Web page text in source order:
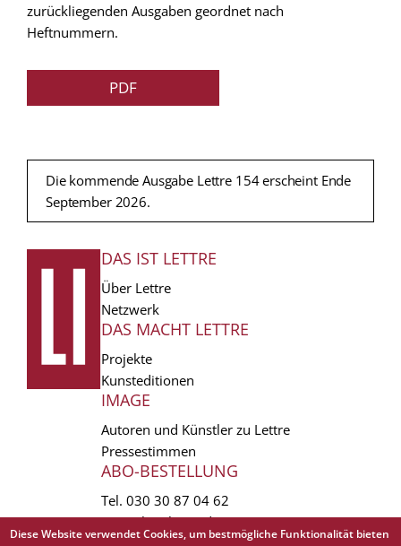
zurückliegenden Ausgaben geordnet nach
Heftnummern.
PDF
Die kommende Ausgabe Lettre 154 erscheint Ende
September 2026.
FUSSZEILE
DAS IST LETTRE
Über Lettre
Netzwerk
DAS MACHT LETTRE
Projekte
Kunsteditionen
IMAGE
Autoren und Künstler zu Lettre
Pressestimmen
ABO-BESTELLUNG
Tel. 030 30 87 04 62
vertrieb(at)lettre.de
Diese Website verwendet Cookies, um bestmögliche Funktionalität bieten